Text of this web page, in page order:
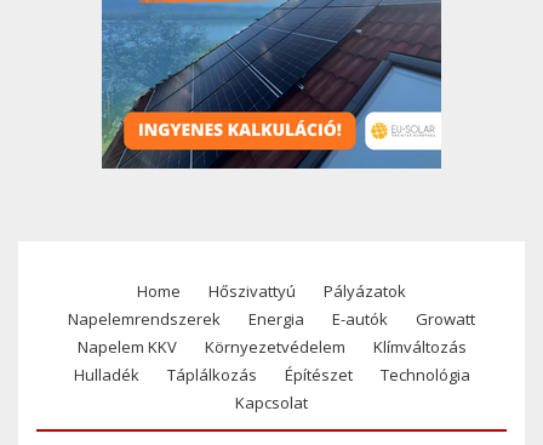
Footer
menu
Home Hőszivattyú
Pályázatok
Napelemrendszerek
Energia E-autók
Growatt
Napelem KKV
Környezetvédelem
Klímváltozás
Hulladék
Táplálkozás Építészet
Technológia
Kapcsolat